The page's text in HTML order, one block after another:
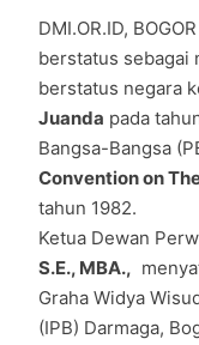
DMI.OR.ID,
berstatus sebagai
berstatus negara
Juanda pada
Bangsa-Bangsa
Convention on
tahun 1982.
Ketua Dewan
S.E., MBA.,
Graha Widya
(IPB) Darmaga,